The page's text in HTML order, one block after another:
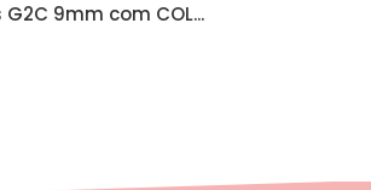
9mm com COL...